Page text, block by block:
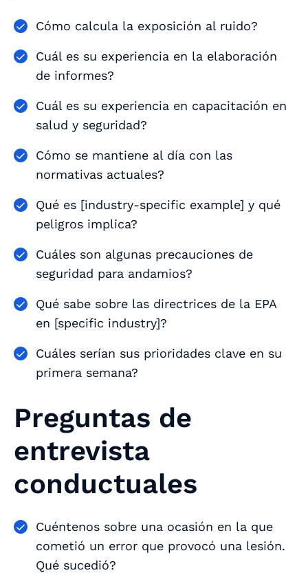
Cómo calcula la exposición al ruido?
Cuál es su experiencia en la elaboración
de informes?
Cuál es su experiencia en capacitación en
salud y seguridad?
Cómo se mantiene al día con las
normativas actuales?
Qué es [industry-specific example] y qué
peligros implica?
Cuáles son algunas precauciones de
seguridad para andamios?
Qué sabe sobre las directrices de la EPA
en [specific industry]?
Cuáles serían sus prioridades clave en su
primera semana?
Preguntas de
entrevista
conductuales
Cuéntenos sobre una ocasión en la que
cometió un error que provocó una lesión.
Qué sucedió?